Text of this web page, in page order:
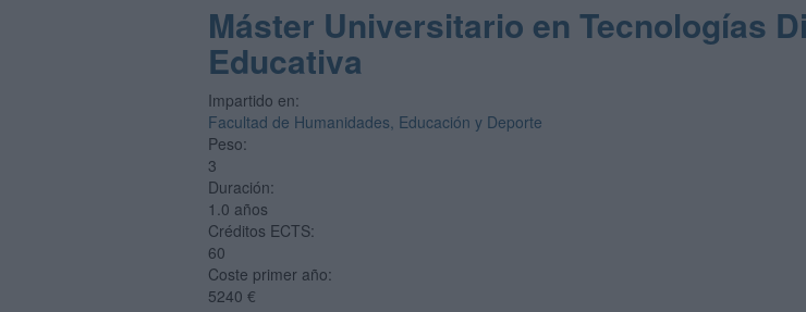
Máster Universitario en Tecnologías
Educativa
Impartido en:
Facultad de Humanidades, Educación y Deporte
Peso:
3
Duración:
1.0 años
Créditos ECTS:
60
Coste primer año:
5240 €